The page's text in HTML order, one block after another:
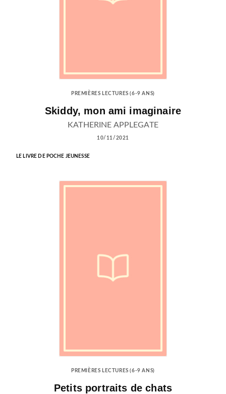
PREMIÈRES LECTURES (6-9 ANS)
Skiddy, mon ami imaginaire
KATHERINE APPLEGATE
10/11/2021
LE LIVRE DE POCHE JEUNESSE
PREMIÈRES LECTURES (6-9 ANS)
Petits portraits de chats